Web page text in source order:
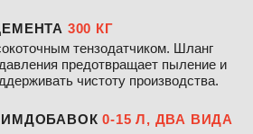
300 КГ
тензодатчиком. Шланг
предотвращает пыление и
чистоту производства.
0-15 Л, ДВА ВИДА